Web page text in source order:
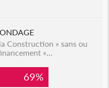
Construction » sans ou
«...
69%